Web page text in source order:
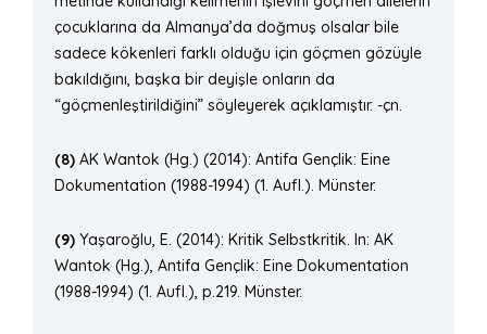
çocuklarına da Almanya’da doğmuş olsalar bile
sadece kökenleri farklı olduğu için göçmen gözüyle
bakıldığını, başka bir deyişle onların da
“göçmenleştirildiğini” söyleyerek açıklamıştır. -çn.
(8) AK Wantok (Hg.) (2014): Antifa Gençlik: Eine
Dokumentation (1988-1994) (1. Aufl.). Münster.
(9) Yaşaroğlu, E. (2014): Kritik Selbstkritik. In: AK
Wantok (Hg.), Antifa Gençlik: Eine Dokumentation
(1988-1994) (1. Aufl.), p.219. Münster.